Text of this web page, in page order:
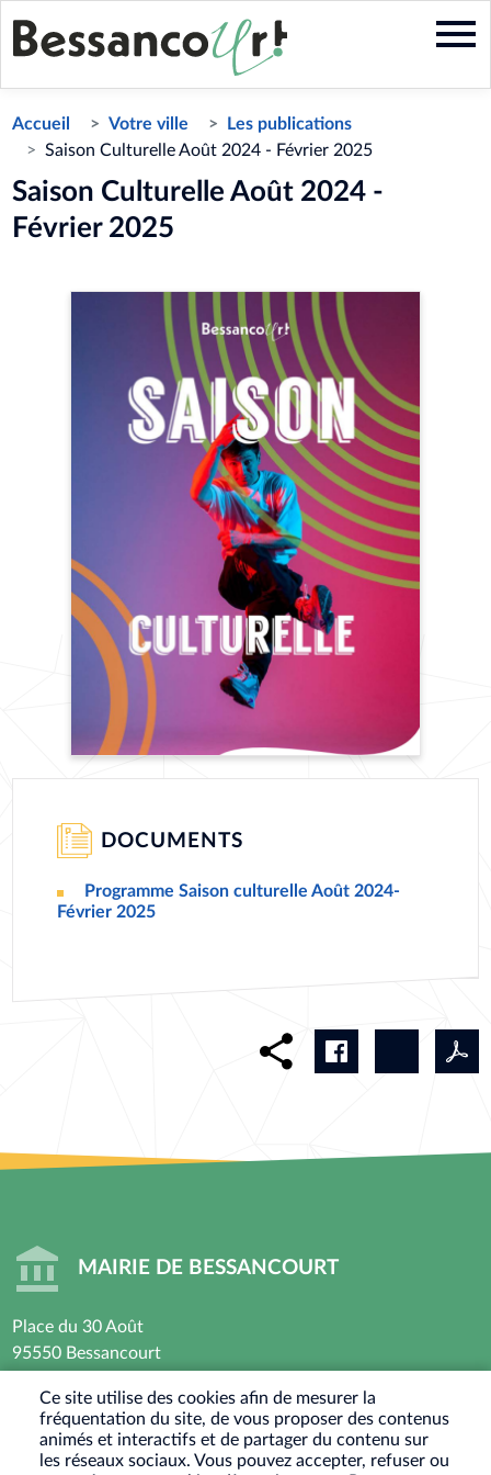
Aller
au
contenu
Accueil Votre ville
Les publications
Saison Culturelle Août 2024 - Février 2025
Saison Culturelle Août 2024 -
Février 2025
DOCUMENTS
DOCUMENT
Programme Saison culturelle Août 2024-
Février 2025
MAIRIE DE BESSANCOURT
Place du 30 Août
95550 Bessancourt
Horaires d’ouverture : Lundi - Mardi - Mercredi -
Vendredi
Ce site utilise des cookies afin de mesurer la
fréquentation du site, de vous proposer des contenus
animés et interactifs et de partager du contenu sur
les réseaux sociaux. Vous pouvez accepter, refuser ou